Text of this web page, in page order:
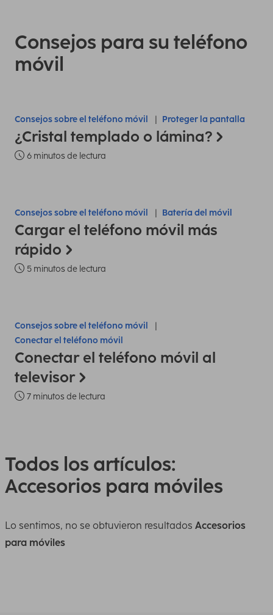
Consejos para su teléfono
móvil
Consejos sobre el teléfono móvil Proteger la pantalla
¿Cristal templado o lámina?
6 minutos de lectura
Consejos sobre el teléfono móvil Batería del móvil
Cargar el teléfono móvil más
rápido
5 minutos de lectura
Consejos sobre el teléfono móvil
Conectar el teléfono móvil
Conectar el teléfono móvil al
televisor
7 minutos de lectura
Todos los artículos:
Accesorios para móviles
Lo sentimos, no se obtuvieron resultados Accesorios
para móviles